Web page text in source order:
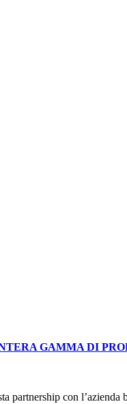
GAMMA DI
partnership con l’azienda